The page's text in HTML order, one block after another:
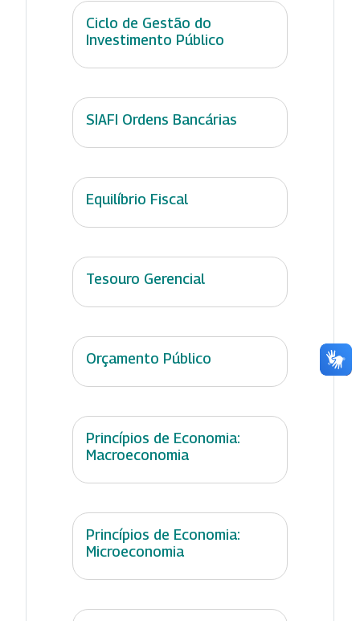
Ciclo de Gestão do
Investimento Público
SIAFI Ordens Bancárias
Equilíbrio Fiscal
Tesouro Gerencial
Orçamento Público
Princípios de Economia:
Macroeconomia
Princípios de Economia:
Microeconomia